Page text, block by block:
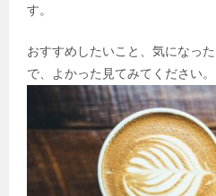
す。
おすすめしたいこと、気になっ
で、よかった見てみてください。